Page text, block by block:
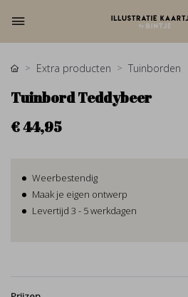
Extra producten Tuinborden
Tuinbord Teddybeer
€ 44,95
Weerbestendig
Maak je eigen ontwerp
Levertijd 3 - 5 werkdagen